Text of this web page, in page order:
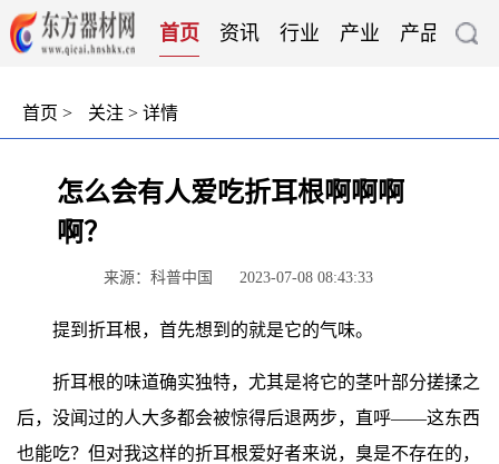
首页 资讯 行业 产业 产品 技术
首页 > 关注 > 详情
怎么会有人爱吃折耳根啊啊啊
啊？
来源：科普中国 2023-07-08 08:43:33
提到折耳根，首先想到的就是它的气味。
折耳根的味道确实独特，尤其是将它的茎叶部分搓揉之
后，没闻过的人大多都会被惊得后退两步，直呼——这东西
也能吃？但对我这样的折耳根爱好者来说，臭是不存在的，